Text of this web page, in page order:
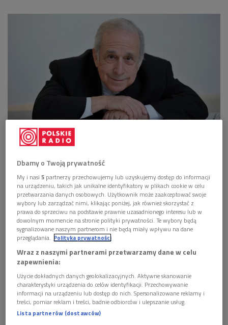
Maestro Lawrence Foster
18 stycznia w Katowicach miał miejsce koncert
Narodowej Orkiestry Symfonicznej Polskiego Radia z
Katowic.
Jako solistka wystąpiła niemiecka skrzypaczka
Carolin Widmann, a całość prowadził maestro
Lawrence Foster.
W przerwie koncertu wyemitowaliśmy rozmowy z
gwiazdami wieczoru - Lawrencem Fosterem oraz
Carolin Widmann.
W programie koncertu znalazły się utworyPrélude à
l’unissoniorazMenuet lentzI Suity orkiestrowej C-dur
Dbamy o Twoją prywatność
My i nasi5 partnerzy przechowujemy lub uzyskujemy dostęp do informacji
na urządzeniu, takich jak unikalne identyfikatory w plikach cookie w celu
przetwarzania danych osobowych. Użytkownik może zaakceptować swoje
wybory lub zarządzać nimi, klikając poniżej, jak również skorzystać z
prawa do sprzeciwu na podstawie prawnie uzasadnionego interesu lub w
dowolnym momencie na stronie polityki prywatności. Te wybory będą
sygnalizowane naszym partnerom i nie będą miały wpływu na dane
przeglądania. Polityka prywatności
Wraz z naszymi partnerami przetwarzamy dane w celu
zapewnienia:
Użycie dokładnych danych geolokalizacyjnych. Aktywne skanowanie
charakterystyki urządzenia do celów identyfikacji. Przechowywanie
informacji na urządzeniu lub dostęp do nich. Spersonalizowane reklamy i
treści, pomiar reklam i treści, badnie odbiorców i ulepszanie usług.
Lista partnerów (dostawców)